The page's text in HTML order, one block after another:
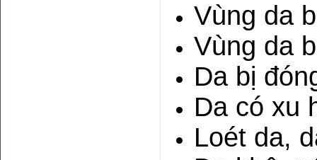
Vùng da
Vùng da
Da bị
Da có xu
Loét da,